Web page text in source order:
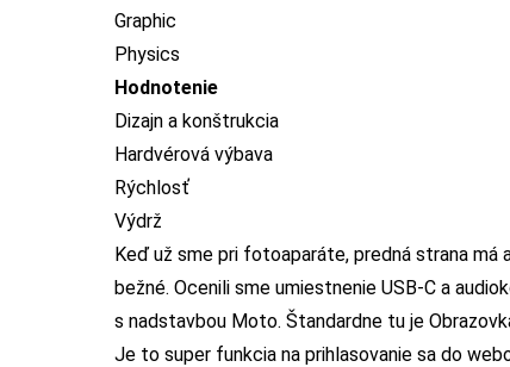
Graphic
Physics
Hodnotenie
Dizajn a konštrukcia
Hardvérová výbava
Rýchlosť
Výdrž
Keď už sme pri fotoaparáte, predná strana
bežné. Ocenili sme umiestnenie USB-C a
s nadstavbou Moto. Štandardne tu je
Je to super funkcia na prihlasovanie sa do